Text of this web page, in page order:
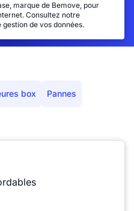
marque de Bemove, pour
Consultez notre
gestion de vos données.
box Pannes